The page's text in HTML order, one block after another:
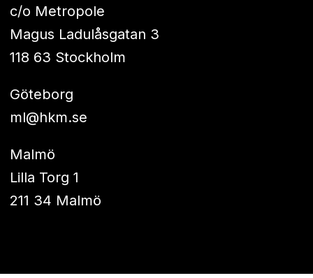
c/o Metropole
Magus Ladulåsgatan 3
118 63 Stockholm
Göteborg
ml@hkm.se
Malmö
Lilla Torg 1
211 34 Malmö